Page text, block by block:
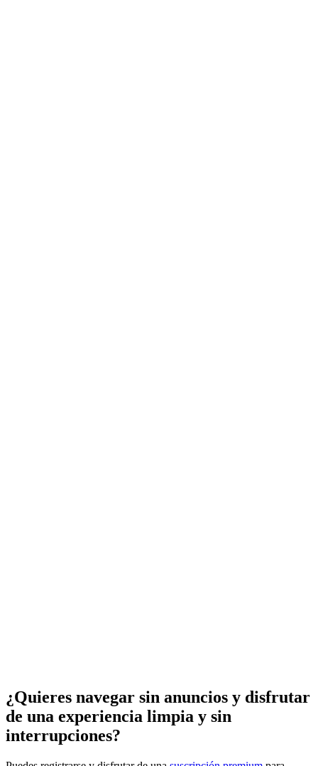
¿Quieres navegar sin anuncios y disfrutar
de una experiencia limpia y sin
interrupciones?